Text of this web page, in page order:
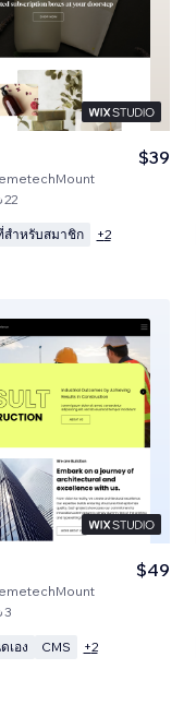
$39
22
ำหรับสมาชิก +2
$49
3
เอง CMS +2